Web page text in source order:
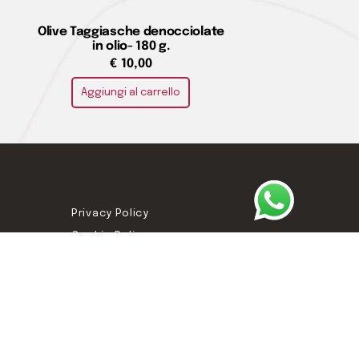
Olive Taggiasche denocciolate
in olio- 180 g.
€ 10,00
Aggiungi al carrello
Privacy Policy
Cookie Policy